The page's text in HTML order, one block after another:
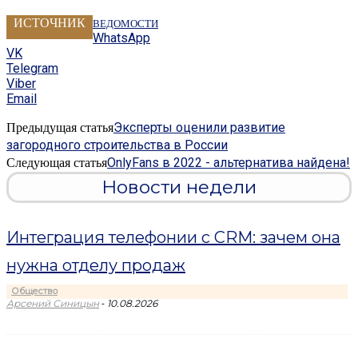
ИСТОЧНИК ВЕДОМОСТИ
WhatsApp
VK
Telegram
Viber
Email
Предыдущая статьяЭксперты оценили развитие
загородного строительства в России
Следующая статьяOnlyFans в 2022 - альтернатива найдена!
Новости недели
Интеграция телефонии с CRM: зачем она
нужна отделу продаж
Общество
Арсений Синицын - 10.08.2026